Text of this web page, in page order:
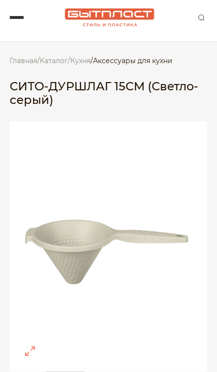
Главная/Каталог/Кухня/Аксессуары для кухни
СИТО-ДУРШЛАГ 15СМ (Светло-
серый)